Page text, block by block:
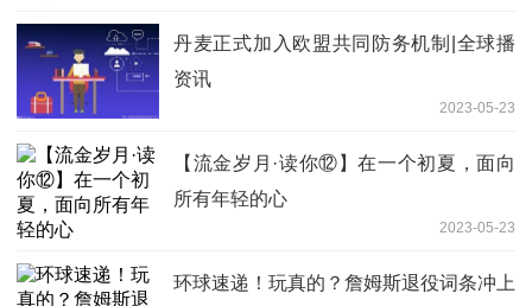
丹麦正式加入欧盟共同防务机制|全球播
资讯
2023-05-23
【流金岁月·读你⑫】在一个初夏，面向
所有年轻的心
2023-05-23
环球速递！玩真的？詹姆斯退役词条冲上